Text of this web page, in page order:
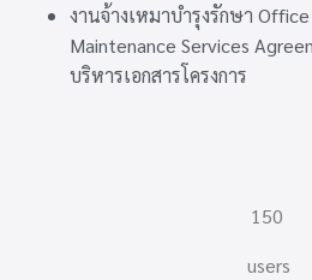
งานจ้างเหมาบำรุงรักษา
Maintenance Services
บริหารเอกสารโครงการ
150
users